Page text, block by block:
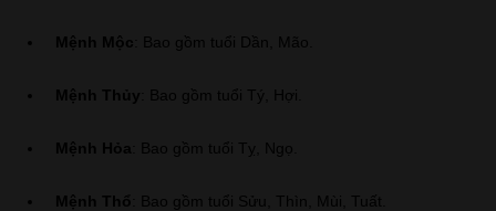
Mệnh Mộc : Bao gồm tuổi Dần, Mão.
Mệnh Thủy : Bao gồm tuổi Tý, Hợi.
Mệnh Hỏa : Bao gồm tuổi Tỵ, Ngọ.
Mệnh Thổ : Bao gồm tuổi Sửu, Thìn, Mùi, Tuất.